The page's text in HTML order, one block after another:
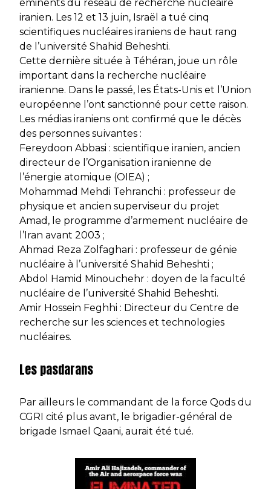
éminents du réseau de recherche nucléaire
iranien. Les 12 et 13 juin, Israël a tué cinq
scientifiques nucléaires iraniens de haut rang
de l’université Shahid Beheshti.
Cette dernière située à Téhéran, joue un rôle
important dans la recherche nucléaire
iranienne. Dans le passé, les États-Unis et l’Union
européenne l’ont sanctionné pour cette raison.
Les médias iraniens ont confirmé que le décès
des personnes suivantes :
Fereydoon Abbasi : scientifique iranien, ancien
directeur de l’Organisation iranienne de
l’énergie atomique (OIEA) ;
Mohammad Mehdi Tehranchi : professeur de
physique et ancien superviseur du projet
Amad, le programme d’armement nucléaire de
l’Iran avant 2003 ;
Ahmad Reza Zolfaghari : professeur de génie
nucléaire à l’université Shahid Beheshti ;
Abdol Hamid Minouchehr : doyen de la faculté
nucléaire de l’université Shahid Beheshti.
Amir Hossein Feghhi : Directeur du Centre de
recherche sur les sciences et technologies
nucléaires.
Les pasdarans
Par ailleurs le commandant de la force Qods du
CGRI cité plus avant, le brigadier-général de
brigade Ismael Qaani, aurait été tué.